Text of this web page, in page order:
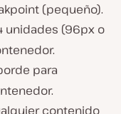
(pequeño).
unidades (96px o
para
contenido